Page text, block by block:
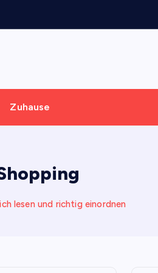
Zuhause
lesen und richtig einordnen